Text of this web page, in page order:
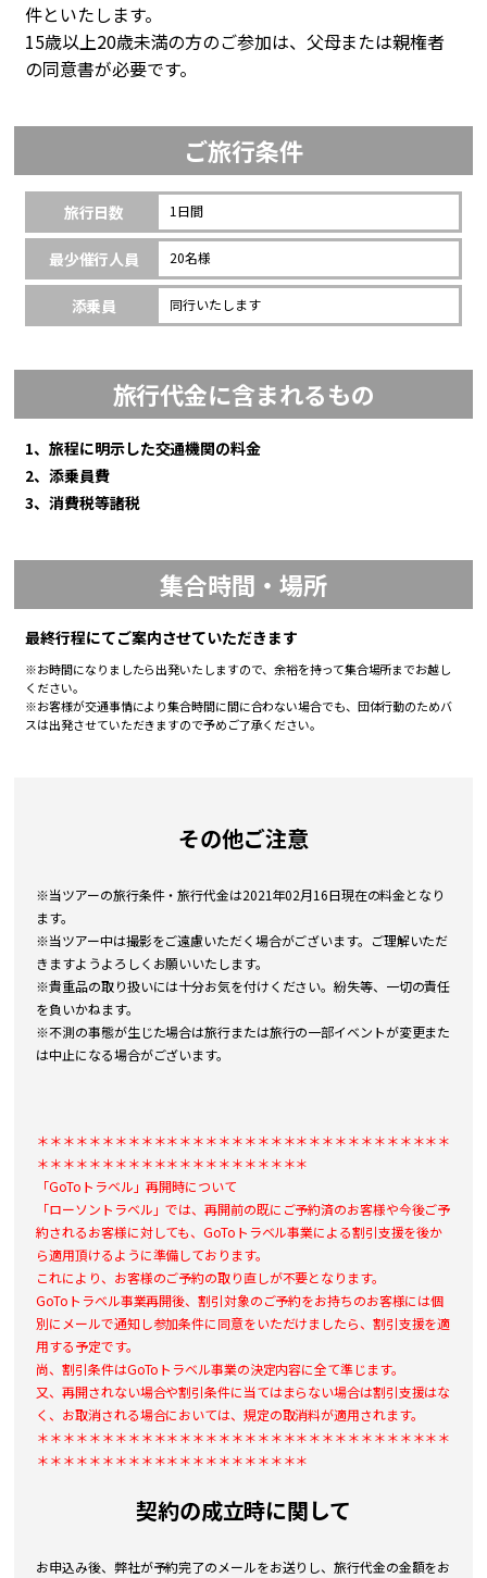
件といたします。
15歳以上20歳未満の方のご参加は、父母または親権者
の同意書が必要です。
ご旅行条件
旅行日数 1日間
最少催行人員 20名様
添乗員 同行いたします
旅行代金に含まれるもの
1、旅程に明示した交通機関の料金
2、添乗員費
3、消費税等諸税
集合時間・場所
最終行程にてご案内させていただきます
※お時間になりましたら出発いたしますので、余裕を持って集合場所までお越し
ください。
※お客様が交通事情により集合時間に間に合わない場合でも、団体行動のためバ
スは出発させていただきますので予めご了承ください。
その他ご注意
※当ツアーの旅行条件・旅行代金は2021年02月16日現在の料金となり
ます。
※当ツアー中は撮影をご遠慮いただく場合がございます。ご理解いただ
きますようよろしくお願いいたします。
※貴重品の取り扱いには十分お気を付けください。紛失等、一切の責任
を負いかねます。
※不測の事態が生じた場合は旅行または旅行の一部イベントが変更また
は中止になる場合がございます。
＊＊＊＊＊＊＊＊＊＊＊＊＊＊＊＊＊＊＊＊＊＊＊＊＊＊＊＊＊＊＊＊
＊＊＊＊＊＊＊＊＊＊＊＊＊＊＊＊＊＊＊＊＊
「GoToトラベル」再開時について
「ローソントラベル」では、再開前の既にご予約済のお客様や今後ご予
約されるお客様に対しても、GoToトラベル事業による割引支援を後か
ら適用頂けるように準備しております。
これにより、お客様のご予約の取り直しが不要となります。
GoToトラベル事業再開後、割引対象のご予約をお持ちのお客様には個
別にメールで通知し参加条件に同意をいただけましたら、割引支援を適
用する予定です。
尚、割引条件はGoToトラベル事業の決定内容に全て準じます。
又、再開されない場合や割引条件に当てはまらない場合は割引支援はな
く、お取消される場合においては、規定の取消料が適用されます。
＊＊＊＊＊＊＊＊＊＊＊＊＊＊＊＊＊＊＊＊＊＊＊＊＊＊＊＊＊＊＊＊
＊＊＊＊＊＊＊＊＊＊＊＊＊＊＊＊＊＊＊＊＊
契約の成立時に関して
お申込み後、弊社が予約完了のメールをお送りし、旅行代金の金額をお